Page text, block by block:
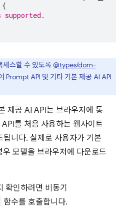
{
세스할 수 있도록 @types/dom-
Prompt API 및 기타 기본 제공 AI API
제공 AI API는 브라우저에 통
를 처음 사용하는 웹사이트
니다. 실제로 사용자가 기본
모델을 브라우저에 다운로드
확인하려면 비동기
함수를 호출합니다.